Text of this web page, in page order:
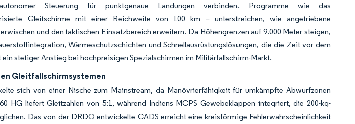
Steuerung für punktgenaue Landungen verbinden. Programme wie das
Gleitschirme mit einer Reichweite von 100 km – unterstreichen, wie angetriebene
und den taktischen Einsatzbereich erweitern. Da Höhengrenzen auf 9.000 Meter steigen,
Wärmeschutzschichten und Schnellausrüstungslösungen, die die Zeit vor dem
stetiger Anstieg bei hochpreisigen Spezialschirmen im Militärfallschirm-Markt.
Gleitfallschirmsystemen
sich von einer Nische zum Mainstream, da Manövrierfähigkeit für umkämpfte Abwurfzonen
HG liefert Gleitzahlen von 5:1, während Indiens MCPS Gewebeklappen integriert, die 200-kg-
Das von der DRDO entwickelte CADS erreicht eine kreisförmige Fehlerwahrscheinlichkeit